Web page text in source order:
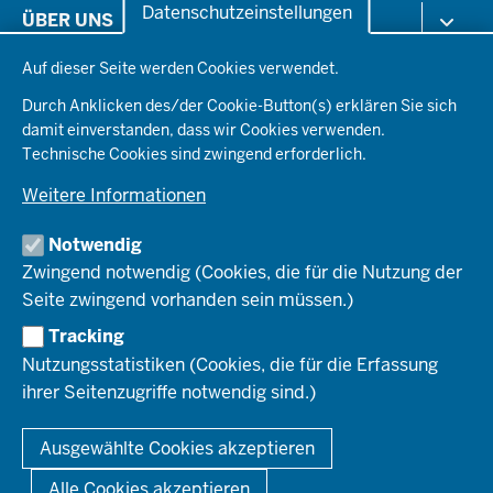
Datenschutzeinstellungen
Auf dieser Seite werden Cookies verwendet.
Durch Anklicken des/der Cookie-Button(s) erklären Sie sich
damit einverstanden, dass wir Cookies verwenden.
Technische Cookies sind zwingend erforderlich.
Weitere Informationen
Notwendig
Zwingend notwendig (Cookies, die für die Nutzung der
Seite zwingend vorhanden sein müssen.)
Tracking
Nutzungsstatistiken (Cookies, die für die Erfassung
ihrer Seitenzugriffe notwendig sind.)
Ausgewählte Cookies akzeptieren
0
0
i
e
Fußzeile
Gesundheit & Soziales
Kommunales & Wirtschaft
Planen & Bauen
Schule & Bildung
Umwelt & Natur
ÜBER UNS
Aktenpläne
Organisationsstruktur
Behördenleitung
Die Bezirksregierung
Organisationsplan
Institutionen
Arbeitgeberprofil
Stellenangebote
Ausbildung
PRESSE
Pressefotos
Social-Media-Kanäle
REGIONALRAT DÜSSELDORF
SERVICES
Bekanntmachungen
Förderprogramme
Kontakt
Mediathek
So finden Sie uns
Anerkennung von Bildungsnachweisen
HOTLINE
© 2026 Bezirksregierung Düsseldorf
Fußzeile
DATENSCHUTZ BARRIEREFREIHEIT
IMPRESSUM
KONTAKT